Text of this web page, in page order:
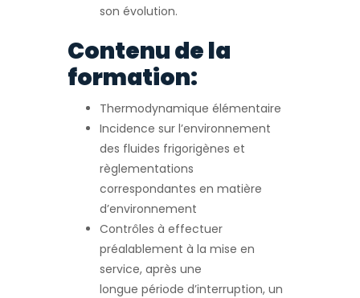
son évolution.
Contenu de la
formation:
Thermodynamique élémentaire
Incidence sur l’environnement
des fluides frigorigènes et
règlementations
correspondantes en matière
d’environnement
Contrôles à effectuer
préalablement à la mise en
service, après une
longue période d’interruption, un